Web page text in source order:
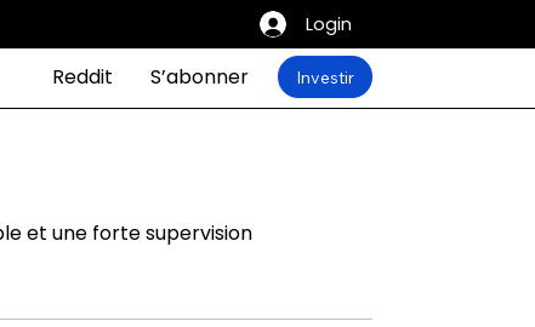
Login
Reddit S’abonner Investir
et une forte supervision